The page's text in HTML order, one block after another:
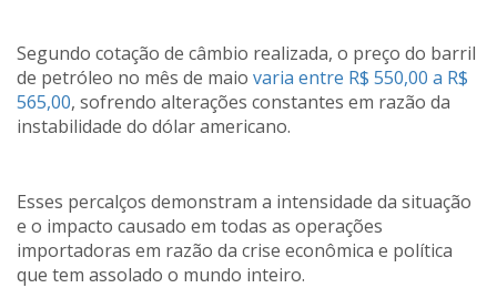
Segundo cotação de câmbio realizada, o preço do barril
de petróleo no mês de maio varia entre R$ 550,00 a R$
565,00, sofrendo alterações constantes em razão da
instabilidade do dólar americano.
Esses percalços demonstram a intensidade da situação
e o impacto causado em todas as operações
importadoras em razão da crise econômica e política
que tem assolado o mundo inteiro.